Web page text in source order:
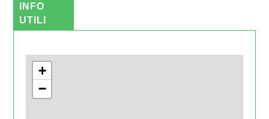
INFO
UTILI
+
−